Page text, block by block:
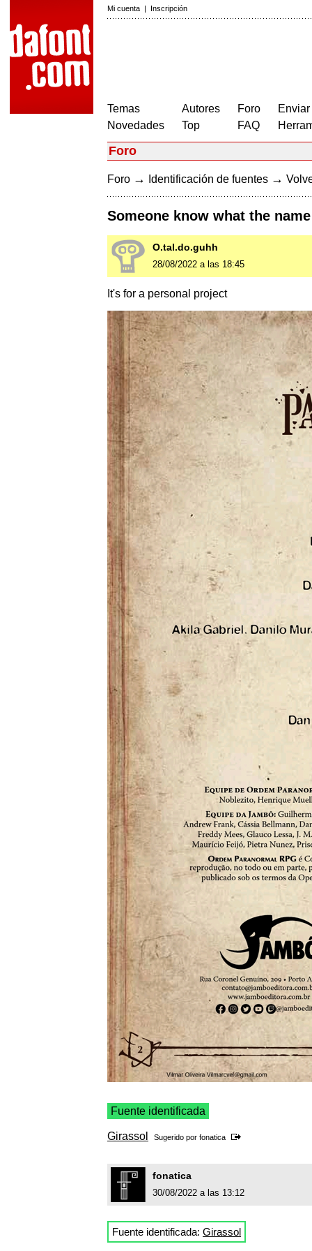
Mi cuenta | Inscripción
Temas
Novedades
Autores
Top
Foro
FAQ
Foro
Foro → Identificación de fuentes →
Someone know what the
O.tal.do.guhh
28/08/2022 a las 18:45
It's for a personal project
Fuente identificada
Girassol Sugerido por fonatica
fonatica
30/08/2022 a las 13:12
Fuente identificada: Girassol